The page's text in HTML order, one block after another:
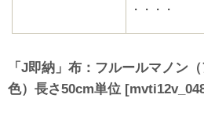
・・・・
「J即納」布：フルールマノン
色）長さ50cm単位 [